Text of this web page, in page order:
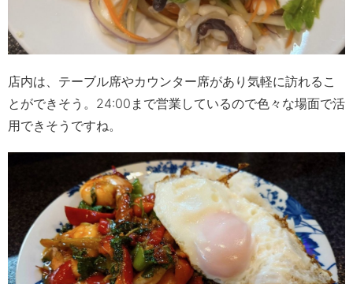
店内は、テーブル席やカウンター席があり気軽に訪れるこ
とができそう。 24:00 まで営業しているので色々な場面で活
用できそうですね。